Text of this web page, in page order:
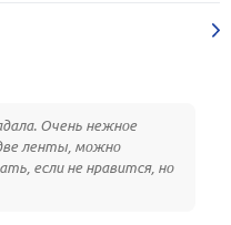
Очень нежное
ленты, можно
если не нравится, но